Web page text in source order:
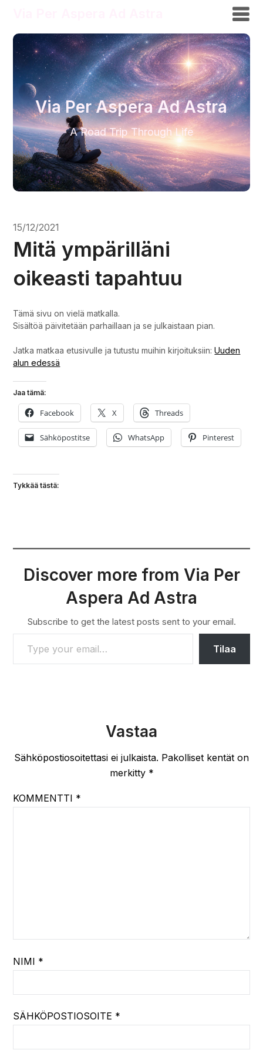
Via Per Aspera Ad Astra
A Road Trip Through Life
15/12/2021
Mitä ympärilläni
oikeasti tapahtuu
Tämä sivu on vielä matkalla.
Sisältöä päivitetään parhaillaan ja se julkaistaan pian.
Jatka matkaa etusivulle ja tutustu muihin kirjoituksiin:Uuden
alun edessä
Jaa tämä:
Facebook X Threads
Sähköpostitse WhatsApp Pinterest
Tykkää tästä:
Discover more from Via Per
Aspera Ad Astra
Subscribe to get the latest posts sent to your email.
TYPE YOUR EMAIL…
Tilaa
Vastaa
Sähköpostiosoitettasi ei julkaista. Pakolliset kentät on
merkitty *
KOMMENTTI *
NIMI *
SÄHKÖPOSTIOSOITE *